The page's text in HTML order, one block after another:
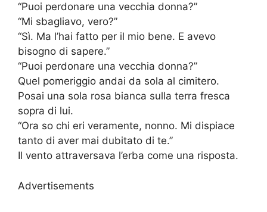
“Puoi perdonare una vecchia donna?”
“Mi sbagliavo, vero?”
“Sì. Ma l’hai fatto per il mio bene. E avevo
bisogno di sapere.”
“Puoi perdonare una vecchia donna?”
Quel pomeriggio andai da sola al cimitero.
Posai una sola rosa bianca sulla terra fresca
sopra di lui.
“Ora so chi eri veramente, nonno. Mi dispiace
tanto di aver mai dubitato di te.”
Il vento attraversava l’erba come una risposta.
Advertisements